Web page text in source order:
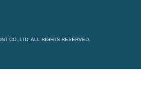
CO.,LTD. ALL RIGHTS RESERVED.